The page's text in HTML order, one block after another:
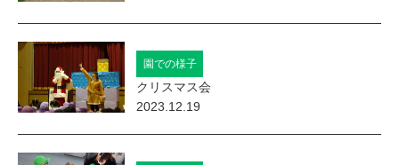
湖
市
園での様子
クリスマス会
2023.12.19